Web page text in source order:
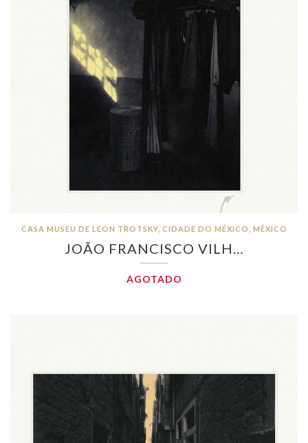
CASA MUSEU DE LEON TROTSKY, CIDADE DO MÉXICO, MÉXICO
JOÃO FRANCISCO VILH…
AGOTADO